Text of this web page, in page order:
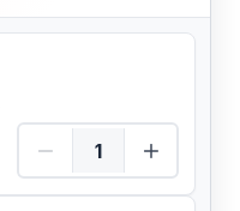
Osoba Ilość